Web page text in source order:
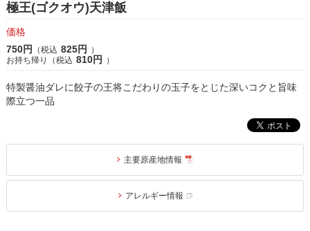
極王(ゴクオウ)天津飯
価格
750円
（税込 825円
）
お持ち帰り（税込 810円 ）
特製醤油ダレに餃子の王将こだわりの玉子をとじた深いコクと旨味
際立つ一品
主要原産地情報
アレルギー情報